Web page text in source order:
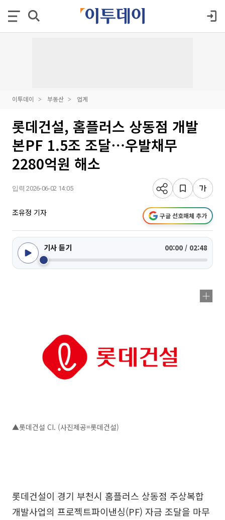
이투데이 부동산 업계
롯데건설, 홈플러스 상동점 개발
본PF 1.5조 조달⋯우발채무
2280억원 해소
입력 2026-06-02 14:05
조유정 기자 구글 선호매체 추가
기사 듣기 00:00 / 02:48
▲롯데건설 CI. (사진제공=롯데건설)
롯데건설이 경기 부천시 홈플러스 상동점 주상복합
개발사업의 프로젝트파이낸싱(PF) 자금 조달을 마무